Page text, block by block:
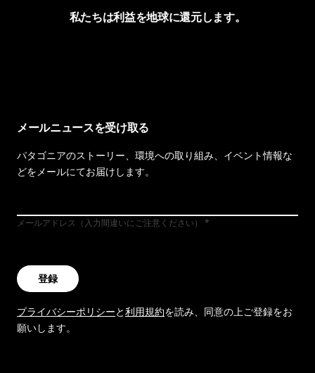
私たちは利益を地球に還元します。
メールニュースを受け取る
パタゴニアのストーリー、環境への取り組み、イベント情報な
どをメールにてお届けします。
メールアドレス（入力間違いにご注意ください）
登録
プライバシーポリシーと利用規約を読み、同意の上ご登録をお
願いします。